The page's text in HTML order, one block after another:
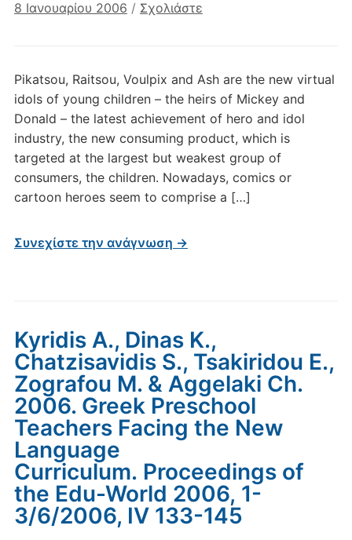
8 Ιανουαρίου 2006 / Σχολιάστε
Pikatsou, Raitsou, Voulpix and Ash are the new virtual
idols of young children – the heirs of Mickey and
Donald – the latest achievement of hero and idol
industry, the new consuming product, which is
targeted at the largest but weakest group of
consumers, the children. Nowadays, comics or
cartoon heroes seem to comprise a […]
Συνεχίστε την ανάγνωση →
Kyridis A., Dinas K.,
Chatzisavidis S., Tsakiridou E.,
Zografou M. & Aggelaki Ch.
2006. Greek Preschool
Teachers Facing the New
Language
Curriculum. Proceedings of
the Edu-World 2006, 1-
3/6/2006, IV 133-145